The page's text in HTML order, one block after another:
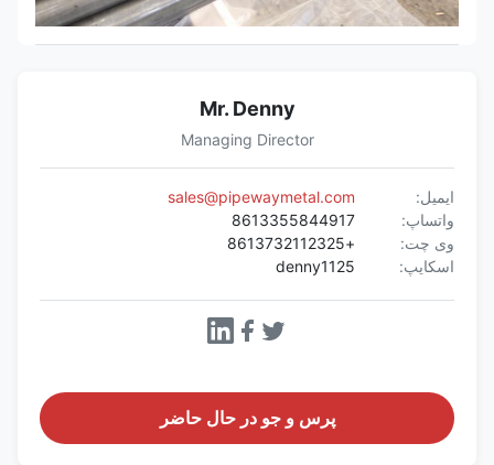
Mr. Denny
Managing Director
ایمیل:
sales@pipewaymetal.com
واتساپ:
8613355844917
وی چت:
+8613732112325
اسکایپ:
denny1125
پرس و جو در حال حاضر